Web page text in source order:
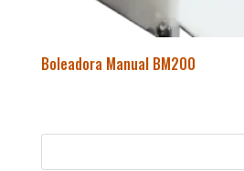
Boleadora Manual BM200